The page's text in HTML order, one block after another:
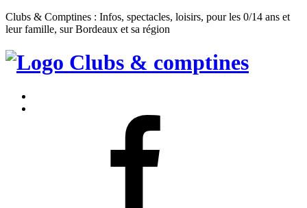
Clubs & Comptines : Infos, spectacles, loisirs, pour les 0/14 ans et
leur famille, sur Bordeaux et sa région
Clubs
Comptines